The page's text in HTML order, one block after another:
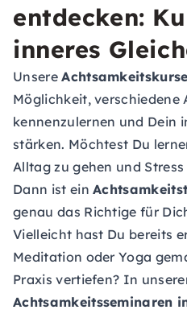
entdecken:
inneres
Unsere
Möglichkeit,
kennenzulernen und Dein
stärken. Möchtest Du
Alltag zu gehen und
Dann ist ein
genau das Richtige für
Vielleicht hast Du bereits
Meditation oder Yoga
Praxis vertiefen? In
Achtsamkeitsseminaren